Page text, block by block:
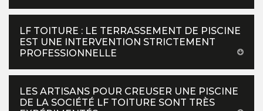
LF TOITURE : LE TERRASSEMENT DE PISCINE
EST UNE INTERVENTION STRICTEMENT
PROFESSIONNELLE
LES ARTISANS POUR CREUSER UNE PISCINE
DE LA SOCIÉTÉ LF TOITURE SONT TRÈS